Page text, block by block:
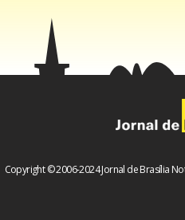
de anúncios no topo,
você para outros
Copyright © 2006-2024 Jornal de Brasília